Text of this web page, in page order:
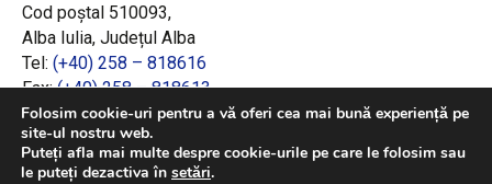
Cod poștal 510093,
Alba Iulia, Județul Alba
Tel: (+40) 258 – 818616
Fax:(+40) 258 – 818613
Email:office@adrcentru.ro
LINK-URI RAPIDE
Folosim cookie-uri pentru a vă oferi cea mai bună experiență pe
site-ul nostru web.
Puteți afla mai multe despre cookie-urile pe care le folosim sau
le puteți dezactiva în setări.